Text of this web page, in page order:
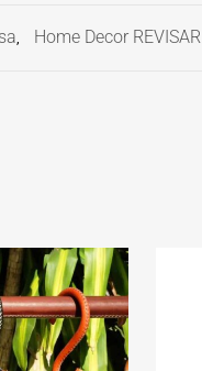
, Home Decor REVISAR